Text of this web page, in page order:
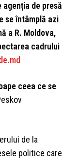
de presă
se întâmplă azi
a R. Moldova,
cadrului
ceea ce se
de la
politice care